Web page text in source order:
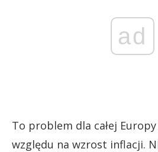
ad
To problem dla całej
względu na wzrost inflacji.